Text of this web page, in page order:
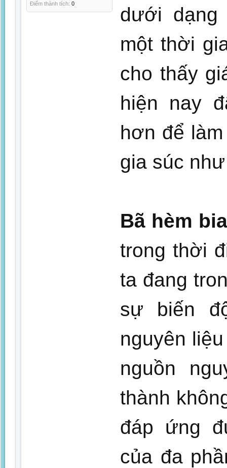
Điểm thành tích: 0
dưới
một thời
cho thấy
hiện nay
hơn để
gia súc
Bã hèm bia
trong thời
ta đang
sự biến
nguyên
nguồn
thành
đáp ứng
của đa